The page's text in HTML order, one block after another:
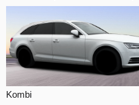
Kombi